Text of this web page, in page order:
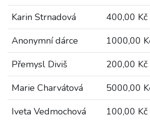
Karin Strnadová
400,00 Kč
Anonymní dárce
1000,00
Přemysl Diviš
200,00 Kč
Marie Charvátová
5000,00
Iveta Vedmochová
100,00 Kč